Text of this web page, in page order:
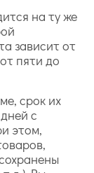
на ту же
зависит от
пяти до
срок их
с
этом,